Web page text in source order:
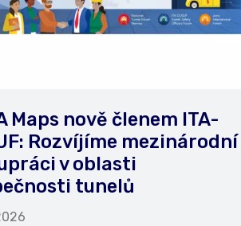
Maps nově členem ITA-
Rozvíjíme mezinárodní
v oblasti
tunelů